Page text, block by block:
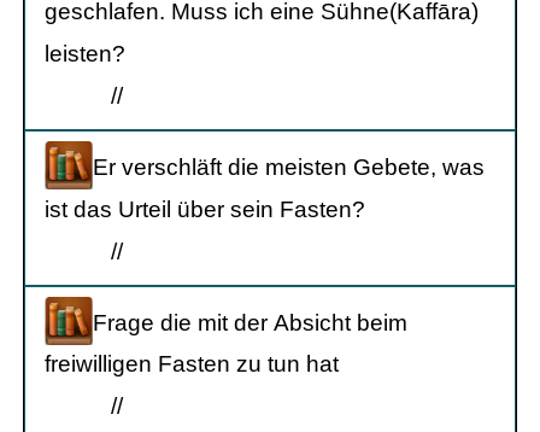
geschlafen. Muss ich eine Sühne(Kaffāra)
leisten?
//
Er verschläft die meisten Gebete, was
ist das Urteil über sein Fasten?
//
Frage die mit der Absicht beim
freiwilligen Fasten zu tun hat
//